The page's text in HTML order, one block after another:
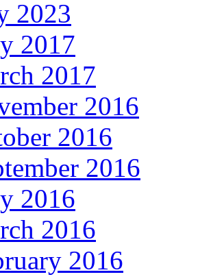
2023
2017
2017
2016
2016
2016
2016
2016
2016